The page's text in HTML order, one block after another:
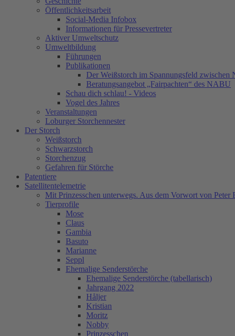
Öffentlichkeitsarbeit
Social-Media Infobox
Informationen für Pressevertreter
Aktiver Umweltschutz
Umweltbildung
Führungen
Publikationen
Der Weißstorch im Spannungsfeld zwischen
Beratungsangebot „Fairpachten“ des NABU
Schau dich schlau! - Videos
Vogel des Jahres
Veranstaltungen
Loburger Storchennester
Der Storch
Weißstorch
Schwarzstorch
Storchenzug
Gefahren für Störche
Patentiere
Satellitentelemetrie
Mit Prinzesschen unterwegs. Aus dem Vorwort von Peter
Tierprofile
Mose
Claus
Gambia
Basuto
Marianne
Seppl
Ehemalige Senderstörche
Ehemalige Senderstörche (tabellarisch)
Jahrgang 2022
Håljer
Kristian
Moritz
Nobby
Prinzesschen